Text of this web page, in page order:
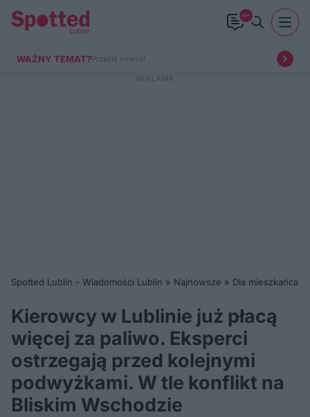
99+
WAŻNY TEMAT?Prześlij newsa!
Spotted Lublin - Wiadomości Lublin » Najnowsze » Dla mieszkańca
Kierowcy w Lublinie już płacą
więcej za paliwo. Eksperci
ostrzegają przed kolejnymi
podwyżkami. W tle konflikt na
Bliskim Wschodzie